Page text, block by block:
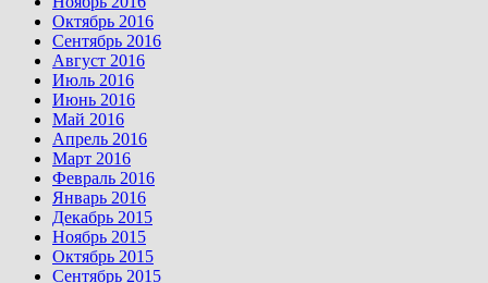
Октябрь 2016
Сентябрь 2016
Август 2016
Июль 2016
Июнь 2016
Май 2016
Апрель 2016
Март 2016
Февраль 2016
Январь 2016
Декабрь 2015
Ноябрь 2015
Октябрь 2015
Сентябрь 2015